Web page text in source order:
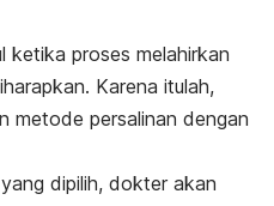
ketika proses melahirkan
Karena itulah,
metode persalinan dengan
dipilih, dokter akan